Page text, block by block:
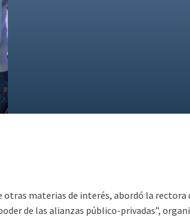
materias de interés, abordó la rectora
de las alianzas público-privadas”,